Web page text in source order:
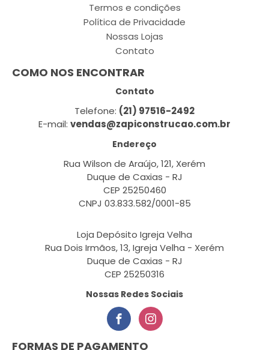
Termos e condições
Política de Privacidade
Nossas Lojas
Contato
COMO NOS ENCONTRAR
Contato
Telefone: (21) 97516-2492
E-mail: vendas@zapiconstrucao.com.br
Endereço
Rua Wilson de Araújo, 121, Xerém
Duque de Caxias - RJ
CEP 25250460
CNPJ 03.833.582/0001-85
Loja Depósito Igreja Velha
Rua Dois Irmãos, 13, Igreja Velha - Xerém
Duque de Caxias - RJ
CEP 25250316
Nossas Redes Sociais
FORMAS DE PAGAMENTO